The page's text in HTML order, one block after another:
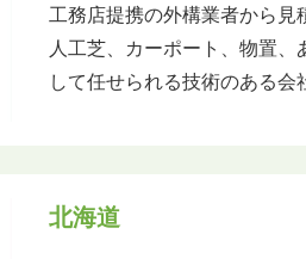
工務店提携の外構業者から
人工芝、カーポート、物置
して任せられる技術のある会
北海道